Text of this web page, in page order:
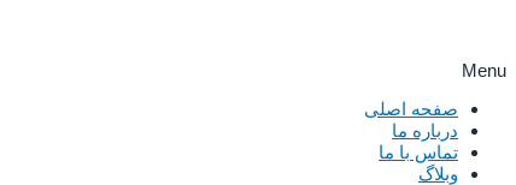
Menu
صفحه اصلی
درباره ما
تماس با ما
وبلاگ